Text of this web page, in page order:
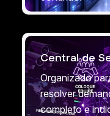
Central de
Organizado
resolver
completo e